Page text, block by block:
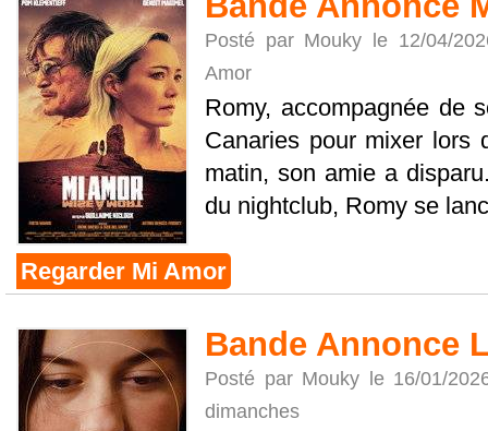
Posté par Mouky le 12/04/
Amor
Romy, accompagnée de
Canaries pour mixer lors
matin, son amie a
du nightclub, Romy se
Regarder Mi Amor
Bande Annonce
Posté par Mouky le 16/01/
dimanches